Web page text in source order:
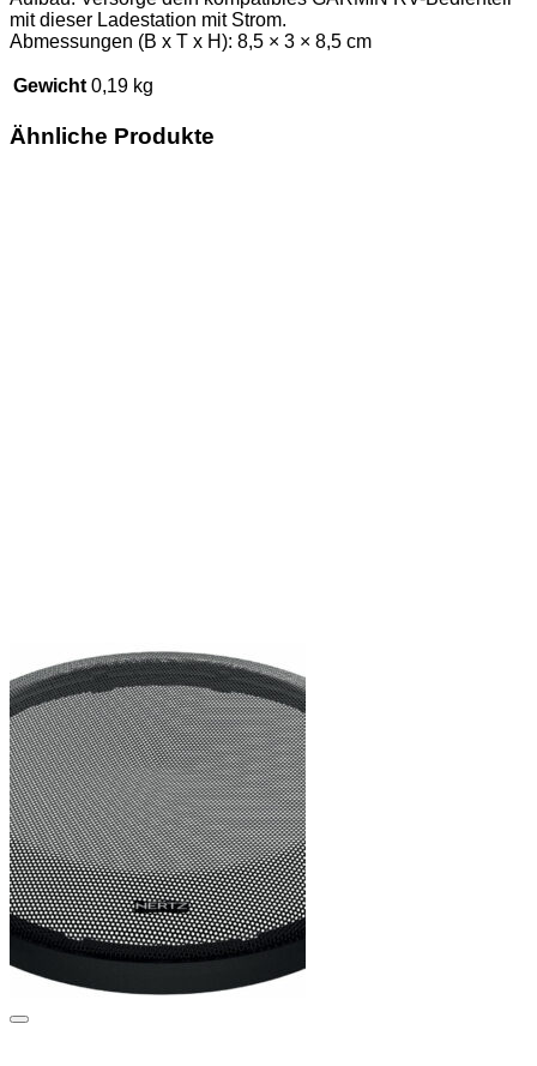
mit dieser Ladestation mit Strom.
Abmessungen (B x T x H): 8,5 × 3 × 8,5 cm
Gewicht 0,19 kg
Ähnliche Produkte